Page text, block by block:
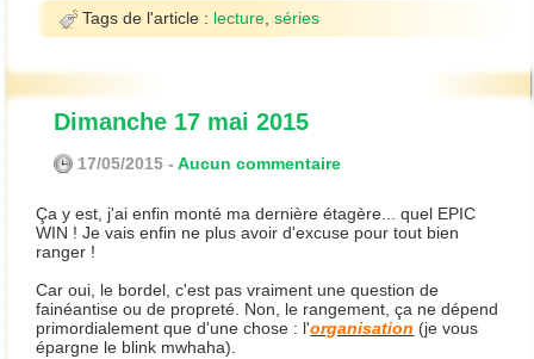
Tags de l'article : lecture ,séries
Dimanche 17 mai 2015
17/05/2015 -Aucun commentaire
Ça y est, j'ai enfin monté ma dernière étagère... quel EPIC
WIN ! Je vais enfin ne plus avoir d'excuse pour tout bien
ranger !
Car oui, le bordel, c'est pas vraiment une question de
fainéantise ou de propreté. Non, le rangement, ça ne dépend
primordialement que d'une chose : l'organisation (je vous
épargne le blink mwhaha).